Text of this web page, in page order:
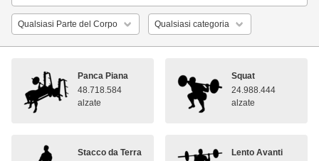
Panca Piana
48.718.584
alzate
Squat
24.988.444
alzate
Stacco da Terra
Lento Avanti